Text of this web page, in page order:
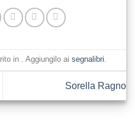
in . Aggiungilo ai segnalibri.
Sorella Ragno